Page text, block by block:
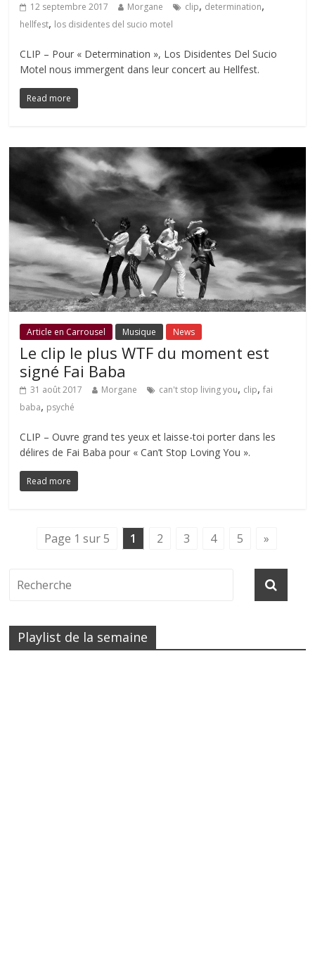
12 septembre 2017 Morgane clip, determination,
hellfest, los disidentes del sucio motel
CLIP – Pour « Determination », Los Disidentes Del Sucio
Motel nous immergent dans leur concert au Hellfest.
Read more
Article en Carrousel Musique News
Le clip le plus WTF du moment est
signé Fai Baba
31 août 2017 Morgane can't stop living you, clip,fai
baba, psyché
CLIP – Ouvre grand tes yeux et laisse-toi porter dans les
délires de Fai Baba pour « Can’t Stop Loving You ».
Read more
Page 1 sur 5 1 2 3 4 5 »
Playlist de la semaine